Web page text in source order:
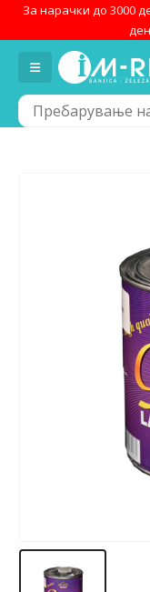
За нарачки до 3000